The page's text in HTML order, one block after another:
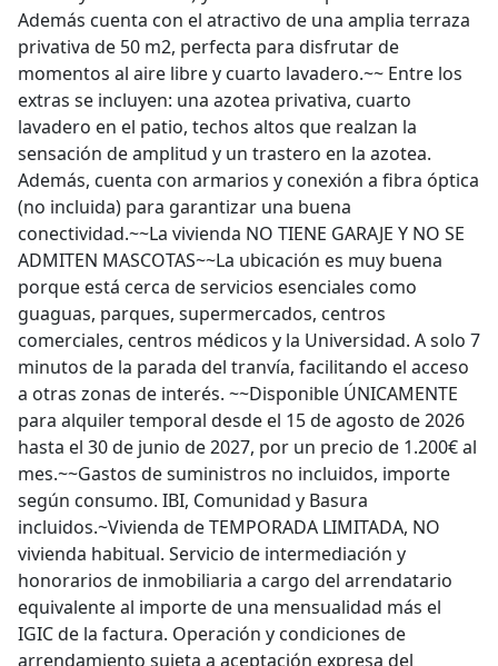
Además cuenta con el atractivo de una amplia terraza
privativa de 50 m2, perfecta para disfrutar de
momentos al aire libre y cuarto lavadero.~~ Entre los
extras se incluyen: una azotea privativa, cuarto
lavadero en el patio, techos altos que realzan la
sensación de amplitud y un trastero en la azotea.
Además, cuenta con armarios y conexión a fibra óptica
(no incluida) para garantizar una buena
conectividad.~~La vivienda NO TIENE GARAJE Y NO SE
ADMITEN MASCOTAS~~La ubicación es muy buena
porque está cerca de servicios esenciales como
guaguas, parques, supermercados, centros
comerciales, centros médicos y la Universidad. A solo 7
minutos de la parada del tranvía, facilitando el acceso
a otras zonas de interés. ~~Disponible ÚNICAMENTE
para alquiler temporal desde el 15 de agosto de 2026
hasta el 30 de junio de 2027, por un precio de 1.200€ al
mes.~~Gastos de suministros no incluidos, importe
según consumo. IBI, Comunidad y Basura
incluidos.~Vivienda de TEMPORADA LIMITADA, NO
vivienda habitual. Servicio de intermediación y
honorarios de inmobiliaria a cargo del arrendatario
equivalente al importe de una mensualidad más el
IGIC de la factura. Operación y condiciones de
arrendamiento sujeta a aceptación expresa del